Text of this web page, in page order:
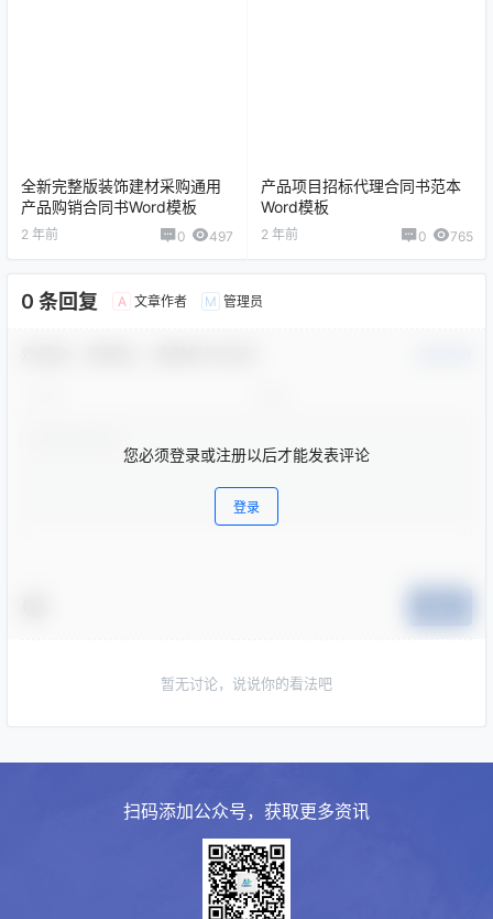
全新完整版装饰建材采购通用
产品购销合同书Word模板
2 年前 0 497
产品项目招标代理合同书范本
Word模板
2 年前 0 765
0 条回复 A 文章作者 M 管理员
您必须登录或注册以后才能发表评论
登录
暂无讨论，说说你的看法吧
扫码添加公众号，获取更多资讯